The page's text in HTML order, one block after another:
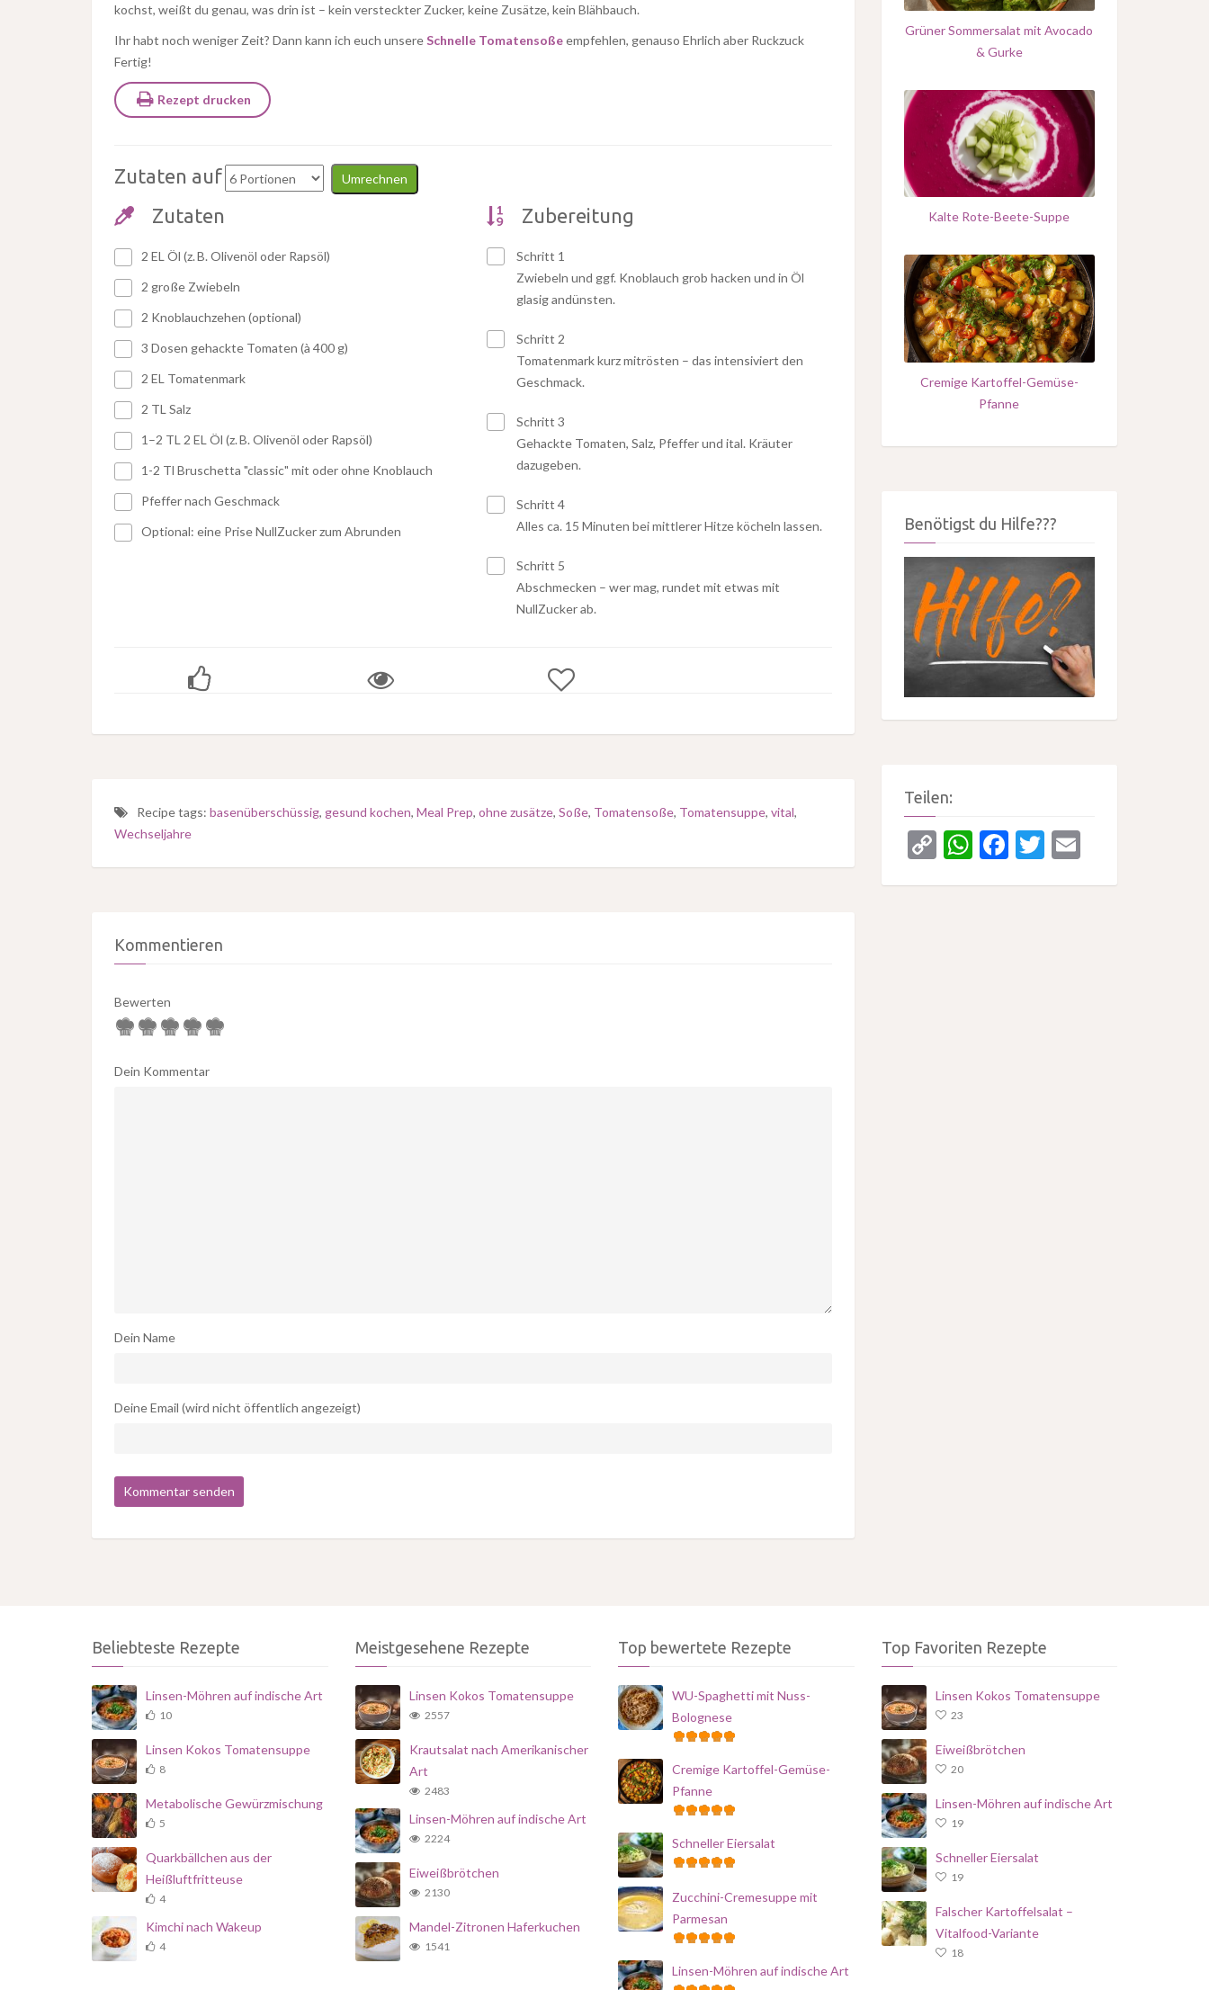
kochst, weißt du genau, was drin ist – kein versteckter Zucker, keine Zusätze, kein Blähbauch.
Ihr habt noch weniger Zeit? Dann kann ich euch unsereSchnelle Tomatensoßeempfehlen, genauso Ehrlich aber Ruckzuck
Fertig!
Rezept drucken
Zutaten auf Umrechnen
Zutaten
2 EL Öl (z. B. Olivenöl oder Rapsöl)
2 große Zwiebeln
2 Knoblauchzehen (optional)
3 Dosen gehackte Tomaten (à 400 g)
2 EL Tomatenmark
2 TL Salz
1–2 TL 2 EL Öl (z. B. Olivenöl oder Rapsöl)
1-2 Tl Bruschetta "classic" mit oder ohne Knoblauch
Pfeffer nach Geschmack
Optional: eine Prise NullZucker zum Abrunden
Zubereitung
Schritt 1
Zwiebeln und ggf. Knoblauch grob hacken und in Öl
glasig andünsten.
Schritt 2
Tomatenmark kurz mitrösten – das intensiviert den
Geschmack.
Schritt 3
Gehackte Tomaten, Salz, Pfeffer und ital. Kräuter
dazugeben.
Schritt 4
Alles ca. 15 Minuten bei mittlerer Hitze köcheln lassen.
Schritt 5
Abschmecken – wer mag, rundet mit etwas mit
NullZucker ab.
Recipe tags: basenüberschüssig, gesund kochen, Meal Prep, ohne zusätze, Soße, Tomatensoße, Tomatensuppe, vital,
Wechseljahre
Kommentieren
Bewerten
Dein Kommentar
Dein Name
Deine Email (wird nicht öffentlich angezeigt)
Grüner Sommersalat mit Avocado
& Gurke
Kalte Rote-Beete-Suppe
Cremige Kartoffel-Gemüse-
Pfanne
Benötigst du Hilfe???
Teilen:
CopyWhatsApp
Facebook
Twitter
Email
Beliebteste Rezepte
Linsen-Möhren auf indische Art
10
Linsen Kokos Tomatensuppe
8
Metabolische Gewürzmischung
5
Quarkbällchen aus der
Heißluftfritteuse
4
Kimchi nach Wakeup
4
Meistgesehene Rezepte
Linsen Kokos Tomatensuppe
2557
Krautsalat nach Amerikanischer
Art
2483
Linsen-Möhren auf indische Art
2224
Eiweißbrötchen
2130
Mandel-Zitronen Haferkuchen
1541
Top bewertete Rezepte
WU-Spaghetti mit Nuss-
Bolognese
Cremige Kartoffel-Gemüse-
Pfanne
Schneller Eiersalat
Zucchini-Cremesuppe mit
Parmesan
Linsen-Möhren auf indische Art
Top Favoriten Rezepte
Linsen Kokos Tomatensuppe
23
Eiweißbrötchen
20
Linsen-Möhren auf indische Art
19
Schneller Eiersalat
19
Falscher Kartoffelsalat –
Vitalfood-Variante
18